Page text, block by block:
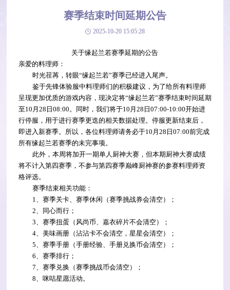
赛季结束时间延期公告
2025-10-20 15:05:28
关于缘起兰若赛季延期的公告
亲爱的料理师：
时光荏苒，转眼“缘起兰若”赛季已经进入尾声。
鉴于先锋体验服中料理师们的积极建议，为了给所有料理师
呈现更加优质的游戏内容，现决定将“缘起兰若”赛季结束时间延期
至10月28日08:00。同时，我们将于10月28日07:00-10:00开始进
行停服，用于进行赛季更迭的相关数据处理。停服更新结束后，
即进入新赛季。所以，各位料理师请务必于10月28日07:00前完成
所有缘起兰若赛季的未完事项。
此外，本周将加开一期单人厨神大赛，但本期厨神大赛成绩
将不计入第四赛季，不参与第四赛季巅峰厨神赛的参赛料理师资
格评选。
赛季结束相关功能：
1、赛季关卡、赛季休闲（赛季挑战券会清空）；
2、同心而行；
3、赛季扭蛋（风尚币、嘉衣碎片不会清空）；
4、美味画册（沾沾卡不会清空，星星会清空）；
5、赛季手册（手册经验、手册兑换币会清空）；
6、赛季排行；
7、赛季兑换（赛季挑战币会清空）；
8、咪咕星愿活动。